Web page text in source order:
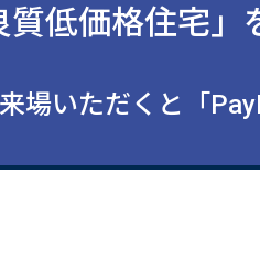
問質低価格住宅」
場いただくと「